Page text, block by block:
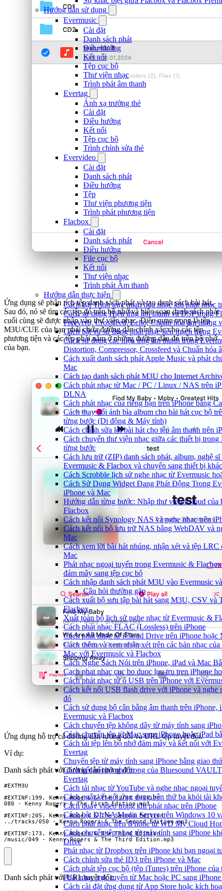
Hướng dẫn sử dụng
Evermusic
Cài đặt
Danh sách phát
Điều hướng
Kết nối
Tệp cục bộ
Thư viện nhạc
Trình phát âm thanh
Evertag
Ánh xạ trường thẻ
Cài đặt
Điều hướng
Kết nối
Tệp cục bộ
Trình chỉnh sửa thẻ
Evervideo
Cài đặt
Danh sách phát
Điều hướng
Tệp
Thư viện phương tiện
Trình phát phương tiện
Flacbox
Cài đặt
Danh sách phát
Điều hướng
File cục bộ
Kết nối
Thư viện nhạc
Trình phát Âm thanh
Hướng dẫn thực hiện
Cách bật Trình trực quan hóa nhạc khi phát nhạc
Cách sử dụng Hiệu ứng âm thanh và DSP trong
Freeverb, Crossfeed, Echo, Chuẩn hóa âm lượng
Cách bật và sử dụng phát nhạc liền mạch trong
Cách sử dụng các hiệu ứng âm thanh trong
Distortion, Compressor, Crossfeed và Chuẩn hóa
Cách xuất danh sách phát Apple Music và phát
Mac
Cách tạo danh sách phát M3U cho Internet
Cách phát nhạc từ Mac / PC / Linux / NAS trên
DLNA
Cách phát nhạc của riêng bạn trên iPhone bằng
Cách thay đổi ảnh bìa album cho bài hát cục bộ
từng bước (Di động & Máy tính)
Cách chỉnh sửa lời bài hát cho tệp âm thanh trên
Cách chuyển thư viện nhạc giữa các thiết bị
từng bước
Cách lưu trữ (ZIP) danh sách phát, album, nghệ
Evermusic & Flacbox và chuyển sang thiết bị khác
Cách Scrobble lịch sử nghe nhạc từ Evermusic
Cách Sử Dụng Widget Đang Phát Động Trong
iPhone và Mac
Hướng dẫn từng bước: Nhập thư viện iCloud của
Flacbox
Cách kết nối Synology NAS và nghe nhạc trên
Cách kết nối bộ lưu trữ NAS bằng WebDAV và
Mac
Cách xem lời bài hát nhúng, nhận xét và tệp LRC
Mac
Phát nhạc ngoại tuyến trong Evermusic &
đám mây sang tệp cục bộ
Cách nhập danh sách phát M3U vào Evermusic
Câu hỏi thường gặp
Cách xuất bộ sưu tập bài hát sang M3U, CSV
Flacbox
Xuất toàn bộ lịch sử nghe nhạc từ Evermusic &
Cách phát nhạc FLAC (Lossless) trên iPhone
Cách phát nhạc từ iCloud Drive trên iPhone hoặc
Cách thêm và xem nhận xét trên các bản nhạc
Mac với Evermusic và Flacbox
Cách Nghe Sách Nói trên iPhone, iPad và Mac
Cach phat nhac cuc bo duoc luu tru tren iPhone
Cách phát nhạc từ ổ USB trên iPhone với
Cách kết nối USB flash drive với iPhone và nghe
đó
Cách sử dụng bộ cân bằng âm thanh trên iPhone,
Evermusic và Flacbox
Cách chuyển tệp không dây từ máy tính sang
Cách chuyển tệp từ Mac sang iPhone hoặc iPad
Cách tải tệp lên bộ nhớ đám mây và kết nối với
Evertag
Chuyển tệp từ máy tính sang iPhone bằng giao
Cách kết nối bộ nhớ trong của Bluesound
Evertag
Cách tải nhạc từ YouTube và nghe nhạc ngoại
Cách ngắt kết nối ứng dụng bên thứ ba khỏi tài
Cách quay video trong khi phát nhạc trên iPhone
Cách bật DLNA Media Server trên Windows 10
Cách phát nhạc trên iPhone từ WD My Cloud
Cách chuyển tệp nhạc từ máy tính sang iPhone
Drive
Phát nhạc từ Dropbox trên iPhone khi bạn ngoại
Cách chỉnh sửa thẻ ID3 trên iPhone và Mac
Cách phát tệp cục bộ (tệp iTunes) trên iPhone của
Phát nhạc trực tuyến từ Mac hoặc PC sang
Cách cài đặt ứng dụng từ App Store hoặc kích
Ứng dụng sẽ phân tích tệp danh sách phát và tạo danh sách bài hát.
Sau đó, nó sẽ tìm các tệp đó trên bộ nhớ và biên soạn danh sách phát
cuối cùng sẽ được nhập vào thư viện nhạc. Điều quan trọng là tệp
M3U/CUE của bạn phải chứa đường dẫn chính xác cho các tệp
phương tiện và các tệp phải nằm ở những đường dẫn đó trên bộ nhớ
của bạn.
Ứng dụng hỗ trợ cả đường dẫn tương đối và URL tệp tuyệt đối.
Ví dụ:
Danh sách phát với đường dẫn tương đối:
/music/049 - Kenny Rogers & The Third Edition.mp3
Danh sách phát với URL tuyệt đối: